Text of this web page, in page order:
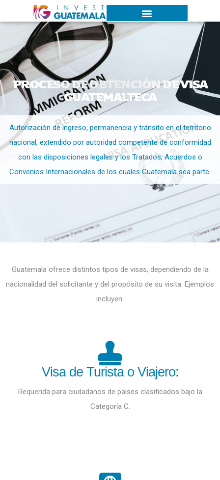
PROCESO DE OBTENCIÓN DE VISA
GUATEMALTECA
Autorización de ingreso, permanencia y tránsito en el territorio
nacional, extendido por autoridad competente de conformidad
con las disposiciones legales y los Tratados, Acuerdos o
Convenios Internacionales de los cuales Guatemala sea parte.
Guatemala ofrece distintos tipos de visas, dependiendo de la
nacionalidad del solicitante y del propósito de su visita. Ejemplos
incluyen:
Visa de Turista o Viajero:
Requerida para ciudadanos de países clasificados bajo la
Categoría C.